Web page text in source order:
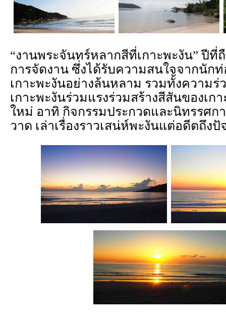
“งานพระจันทร์หลากสีที่เกาะพะงัน” ปีที่
การจัดงาน ซึ่งได้รับความสนใจจากนักท่
เกาะพะงันอย่างล้นหลาม รวมทั้งความ
เกาะพะงันร่วมแรงร่วมสร้างสีสันของเก
ใหม่ อาทิ กิจกรรมประกวดและนิทรรศก
วาด เล่าเรื่องราวเสน่ห์พะงันแต่อดีตถึง